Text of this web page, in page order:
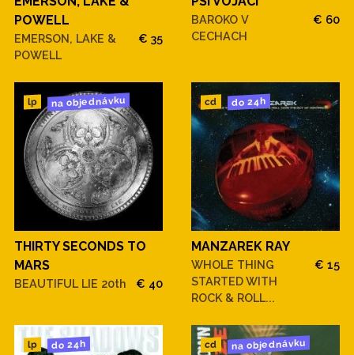
POWELL
EMERSON, LAKE &
POWELL
€ 35
BAROKO V
CECHACH
€ 60
lp na objednávku
THIRTY SECONDS TO
MARS
BEAUTIFUL LIE 20th € 40
cd do 24h
MANZAREK RAY
WHOLE THING
STARTED WITH
ROCK & ROLL...
€ 15
lp do 24h cd na objednávku